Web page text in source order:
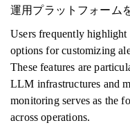
運用プラットフォーム
Users frequently
options for customizing
These features are
LLM infrastructures and
monitoring serves as the
across operations.